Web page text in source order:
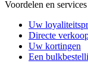
Voordelen en services
Uw
Directe
Uw kortingen
Een